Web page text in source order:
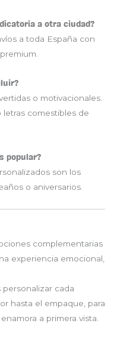
a otra ciudad?
a toda España con
o motivacionales.
comestibles de
popular?
son los
o aniversarios.
complementarias
experiencia emocional,
personalizar cada
hasta el empaque, para
a primera vista.